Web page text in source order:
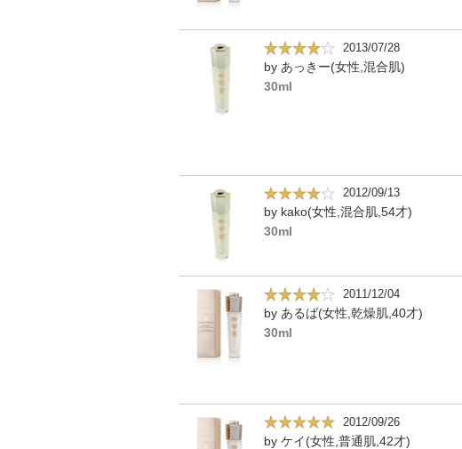
2013/07/28
by あっきー(女性,混合肌)
30ml
2012/09/13
by kako(女性,混合肌,54才)
30ml
2011/12/04
by あるば(女性,乾燥肌,40才)
30ml
2012/09/26
by ケイ(女性,普通肌,42才)